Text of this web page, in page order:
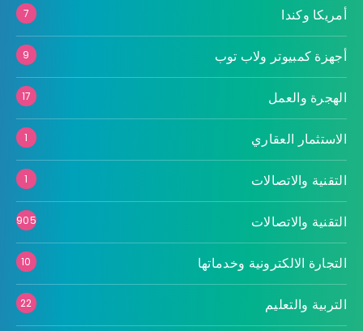
أمريكا وكندا 7
أجهزة كمبيوتر ولاب توب 9
الهجرة والعمل 17
الاستثمار العقاري 1
التقنية والاتصالات 1
التقنية والاتصالات 905
التجارة الالكترونية وخدماتها 10
التربية والتعليم 22